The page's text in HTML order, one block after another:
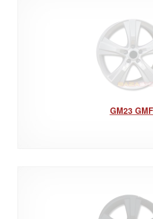
GM23 GMF